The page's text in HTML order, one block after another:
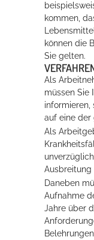
kommen,
können die
Sie gelten.
Als
müssen Sie
informieren,
auf eine der
Als
Ausbreitung
Daneben
Aufnahme
Jahre über